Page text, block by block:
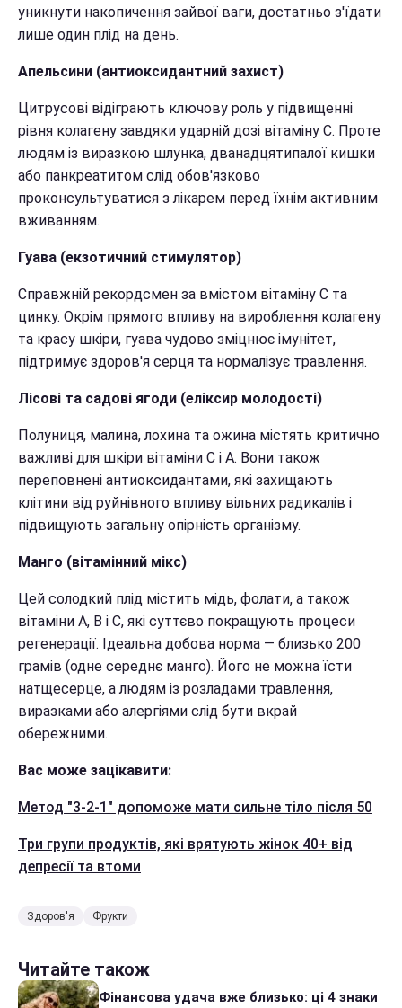
уникнути накопичення зайвої ваги, достатньо з'їдати
лише один плід на день.
Апельсини (антиоксидантний захист)
Цитрусові відіграють ключову роль у підвищенні
рівня колагену завдяки ударній дозі вітаміну С. Проте
людям із виразкою шлунка, дванадцятипалої кишки
або панкреатитом слід обов'язково
проконсультуватися з лікарем перед їхнім активним
вживанням.
Гуава (екзотичний стимулятор)
Справжній рекордсмен за вмістом вітаміну С та
цинку. Окрім прямого впливу на вироблення колагену
та красу шкіри, гуава чудово зміцнює імунітет,
підтримує здоров'я серця та нормалізує травлення.
Лісові та садові ягоди (еліксир молодості)
Полуниця, малина, лохина та ожина містять критично
важливі для шкіри вітаміни С і А. Вони також
переповнені антиоксидантами, які захищають
клітини від руйнівного впливу вільних радикалів і
підвищують загальну опірність організму.
Манго (вітамінний мікс)
Цей солодкий плід містить мідь, фолати, а також
вітаміни А, В і С, які суттєво покращують процеси
регенерації. Ідеальна добова норма — близько 200
грамів (одне середнє манго). Його не можна їсти
натщесерце, а людям із розладами травлення,
виразками або алергіями слід бути вкрай
обережними.
Вас може зацікавити:
Метод "3-2-1" допоможе мати сильне тіло після 50
Три групи продуктів, які врятують жінок 40+ від
депресії та втоми
Здоров'я Фрукти
Читайте також
Фінансова удача вже близько: ці 4 знаки